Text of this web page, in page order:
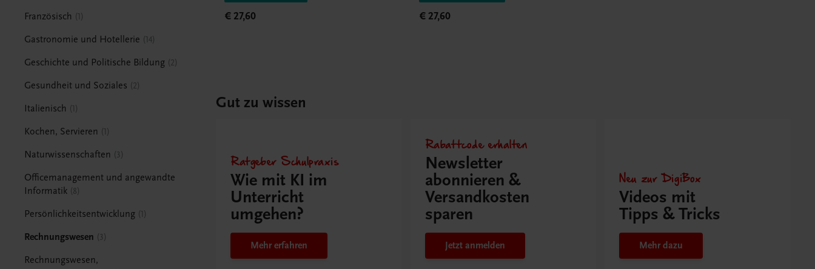
Französisch 1
Gastronomie und Hotellerie 14
Geschichte und Politische Bildung 2
Gesundheit und Soziales 2
Italienisch 1
Kochen, Servieren 1
Naturwissenschaften 3
Officemanagement und angewandte
Informatik 8
Persönlichkeitsentwicklung 1
Rechnungswesen 3
Rechnungswesen,
€ 27,60 € 27,60
Gut zu wissen
Ratgeber Schulpraxis
Wie mit KI im
Unterricht
umgehen?
Mehr erfahren
Rabattcode erhalten
Newsletter
abonnieren &
Versandkosten
sparen
Jetzt anmelden
Neu zur DigiBox
Videos mit
Tipps & Tricks
Mehr dazu